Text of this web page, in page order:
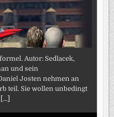
Autor: Sedlacek,
und sein
Josten nehmen an
teil. Sie wollen unbedingt
[...]